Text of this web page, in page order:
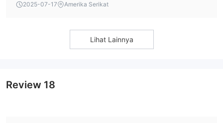
in detail, I would still verify with their support team to
2025-07-17
Amerika Serikat
Lihat Lainnya
Review 18